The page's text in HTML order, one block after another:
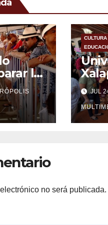
la
CULTURA
laJUL
no será publicada.